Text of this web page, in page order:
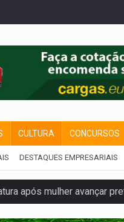
CULTURA CONCURSOS
DESTAQUES EMPRESARIAIS
após mulher avançar
no céu de